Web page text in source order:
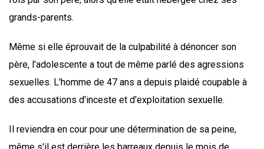
grands-parents.
Même si elle éprouvait de la culpabilité à dénoncer son
père, l'adolescente a tout de même parlé des agressions
sexuelles. L'homme de 47 ans a depuis plaidé coupable à
des accusations d'inceste et d'exploitation sexuelle.
Il reviendra en cour pour une détermination de sa peine,